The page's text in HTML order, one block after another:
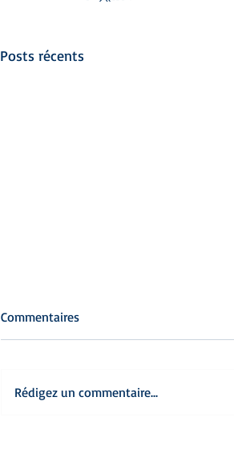
Posts récents
Commentaires
Rédigez un commentaire...